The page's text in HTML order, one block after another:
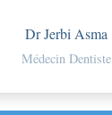
Dr Jerbi Asma
Médecin Dentiste